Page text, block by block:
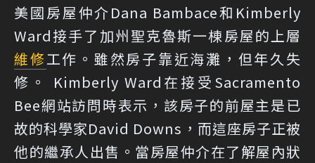
美國房屋仲介Dana Bambace和Kimberly
Ward接手了加州聖克魯斯一棟房屋的上層
維修工作。雖然房子靠近海灘，但年久失
修。 Kimberly Ward在接受Sacramento
Bee網站訪問時表示，該房子的前屋主是已
故的科學家David Downs，而這座房子正被
他的繼承人出售。當房屋仲介在了解屋內狀